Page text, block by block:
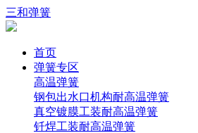
三和弹簧
首页
弹簧专区
高温弹簧
钢包出水口机构耐高温弹簧
真空镀膜工装耐高温弹簧
钎焊工装耐高温弹簧